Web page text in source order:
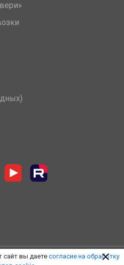
сайт вы даете согласие на обработку